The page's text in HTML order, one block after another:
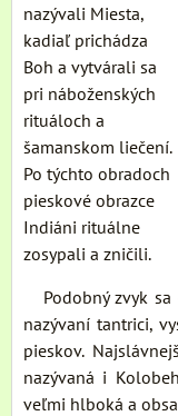
nazývali Miesta,
kadiaľ prichádza
Boh a vytvárali sa
pri náboženských
rituáloch a
šamanskom liečení.
Po týchto obradoch
pieskové obrazce
Indiáni rituálne
zosypali a zničili.
Podobný zvyk
nazývaní tantrici,
pieskov.
nazývaná i
veľmi hlboká a